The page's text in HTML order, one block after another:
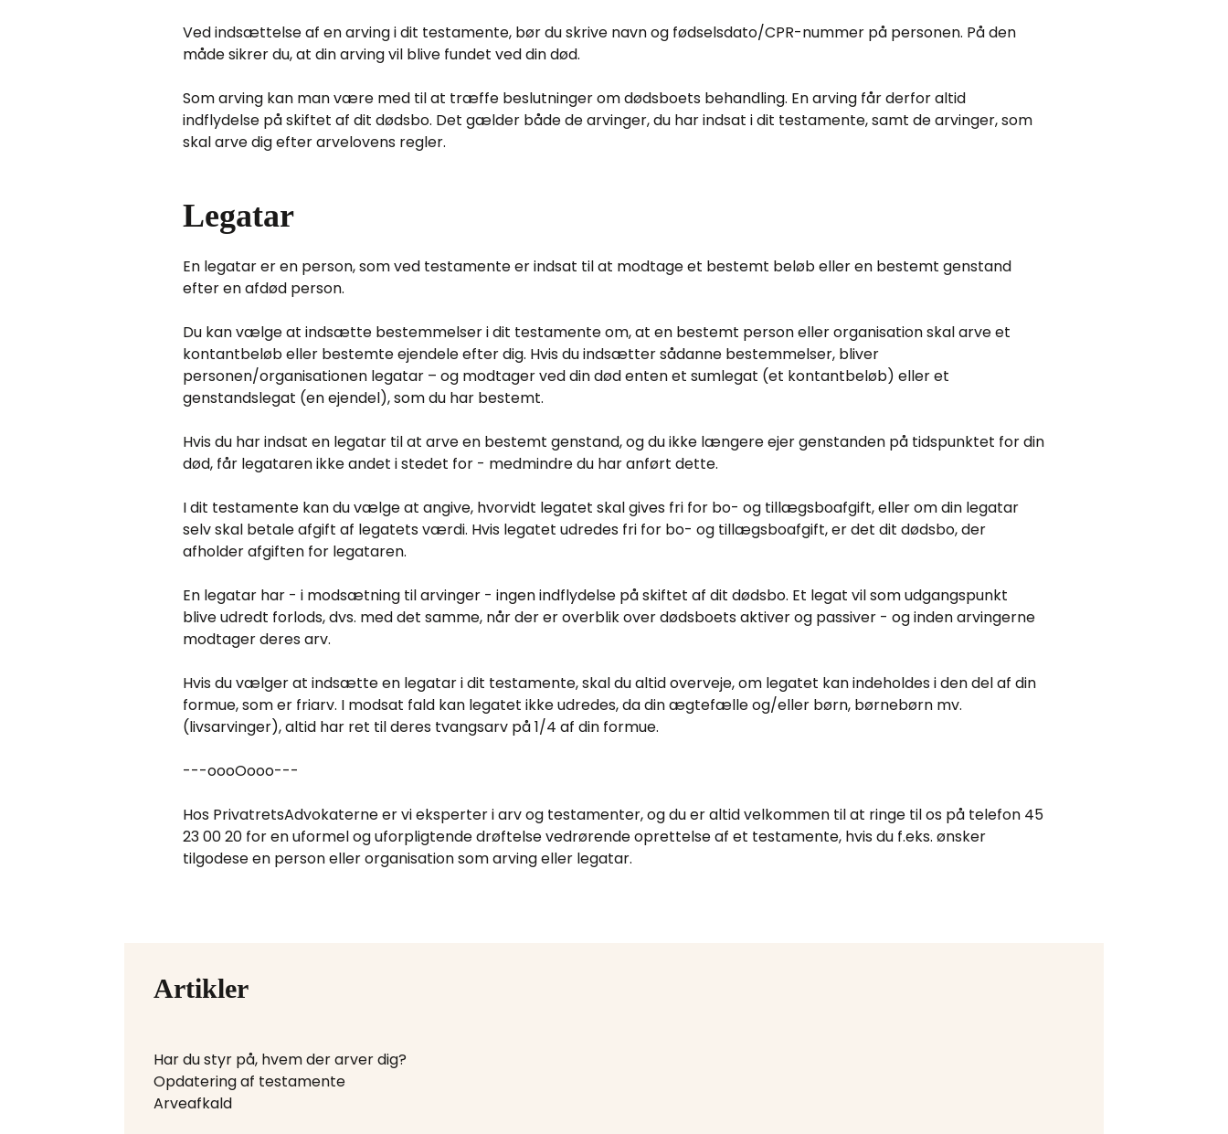
Ved indsættelse af en arving i dit testamente, bør du skrive navn og fødselsdato/CPR-nummer på personen. På den
måde sikrer du, at din arving vil blive fundet ved din død.
Som arving kan man være med til at træffe beslutninger om dødsboets behandling. En arving får derfor altid
indflydelse på skiftet af dit dødsbo. Det gælder både de arvinger, du har indsat i dit testamente, samt de arvinger, som
skal arve dig efter arvelovens regler.
Legatar
En legatar er en person, som ved testamente er indsat til at modtage et bestemt beløb eller en bestemt genstand
efter en afdød person.
Du kan vælge at indsætte bestemmelser i dit testamente om, at en bestemt person eller organisation skal arve et
kontantbeløb eller bestemte ejendele efter dig. Hvis du indsætter sådanne bestemmelser, bliver
personen/organisationen legatar – og modtager ved din død enten et sumlegat (et kontantbeløb) eller et
genstandslegat (en ejendel), som du har bestemt.
Hvis du har indsat en legatar til at arve en bestemt genstand, og du ikke længere ejer genstanden på tidspunktet for din
død, får legataren ikke andet i stedet for - medmindre du har anført dette.
I dit testamente kan du vælge at angive, hvorvidt legatet skal gives fri for bo- og tillægsboafgift, eller om din legatar
selv skal betale afgift af legatets værdi. Hvis legatet udredes fri for bo- og tillægsboafgift, er det dit dødsbo, der
afholder afgiften for legataren.
En legatar har - i modsætning til arvinger - ingen indflydelse på skiftet af dit dødsbo. Et legat vil som udgangspunkt
blive udredt forlods, dvs. med det samme, når der er overblik over dødsboets aktiver og passiver - og inden arvingerne
modtager deres arv.
Hvis du vælger at indsætte en legatar i dit testamente, skal du altid overveje, om legatet kan indeholdes i den del af din
formue, som er friarv. I modsat fald kan legatet ikke udredes, da din ægtefælle og/eller børn, børnebørn mv.
(livsarvinger), altid har ret til deres tvangsarv på 1/4 af din formue.
---oooOooo---
Hos PrivatretsAdvokaterne er vi eksperter i arv og testamenter, og du er altid velkommen til at ringe til os på telefon 45
23 00 20 for en uformel og uforpligtende drøftelse vedrørende oprettelse af et testamente, hvis du f.eks. ønsker
tilgodese en person eller organisation som arving eller legatar.
Artikler
Har du styr på, hvem der arver dig?
Opdatering af testamente
Arveafkald